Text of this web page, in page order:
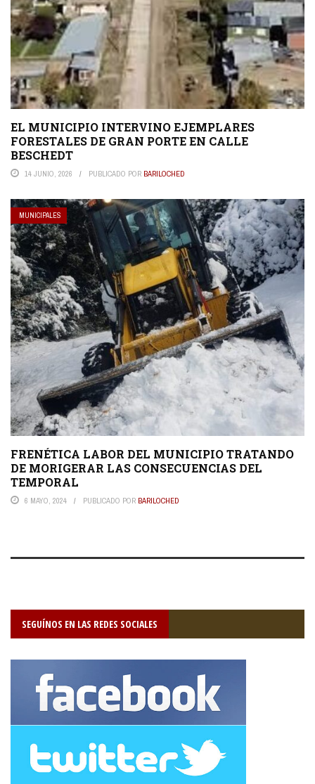
EL MUNICIPIO INTERVINO EJEMPLARES
FORESTALES DE GRAN PORTE EN CALLE
BESCHEDT
14 JUNIO, 2026 PUBLICADO POR BARILOCHED
MUNICIPALES
FRENÉTICA LABOR DEL MUNICIPIO TRATANDO
DE MORIGERAR LAS CONSECUENCIAS DEL
TEMPORAL
6 MAYO, 2024 PUBLICADO POR BARILOCHED
SEGUÍNOS EN LAS REDES SOCIALES